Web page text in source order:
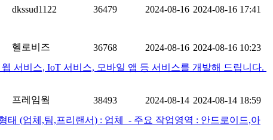
dkssud1122 36479 2024-08-16 2024-08-16 17:41
헬로비즈 36768 2024-08-16 2024-08-16 10:23
서비스, IoT 서비스, 모바일 앱 등 서비스를 개발해 드립니다.
프레임웤 38493 2024-08-14 2024-08-14 18:59
(업체,팀,프리랜서) : 업체 ​ - 주요 작업영역 : 안드로이드,아